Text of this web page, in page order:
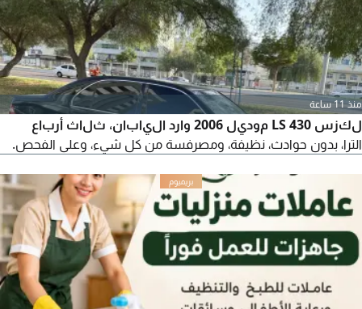
منذ 11 ساعة
لكزس LS 430 موديل 2006 وارد اليابان، ثلاث أرباع
الترا، بدون حوادث، نظيفة، ومصرفسة من كل شيء، وعلى الفحص.